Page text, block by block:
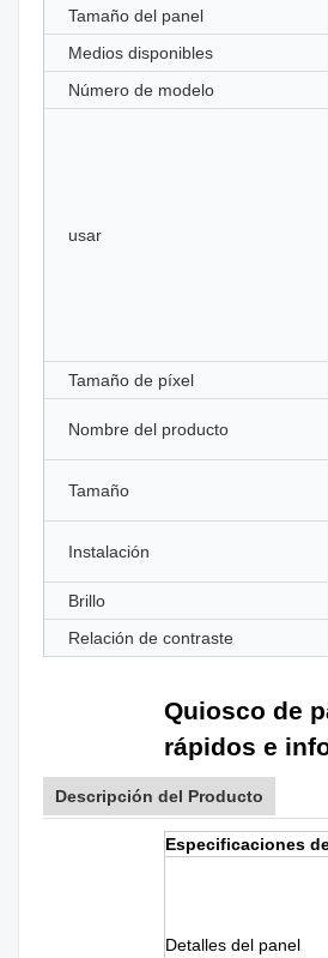
Tamaño del panel
Medios disponibles
Número de modelo
usar
Tamaño de píxel
Nombre del producto
Tamaño
Instalación
Brillo
Relación de contraste
Quiosco de
rápidos e
Descripción del Producto
Especificaciones
Detalles del panel